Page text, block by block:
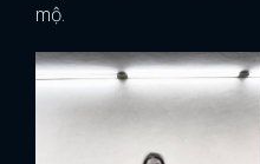
mộ.